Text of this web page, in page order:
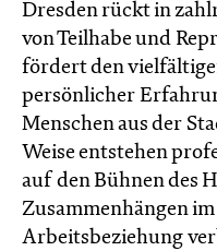
Dresden rückt in
von Teilhabe und
fördert den
persönlicher
Menschen aus der
Weise entstehen
auf den Bühnen des
Zusammenhängen
Arbeitsbeziehung